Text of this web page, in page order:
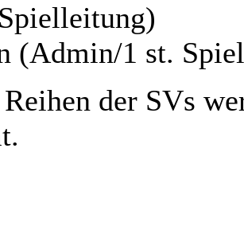
(Admin/1 st.
der SVs